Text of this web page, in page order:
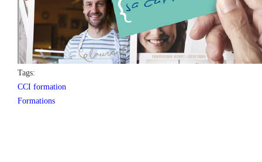
Tags:
CCI formation
Formations